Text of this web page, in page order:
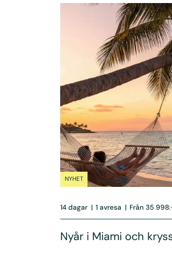
NYHET
14 dagar | 1 avresa | Från 35
Nyår i Miami och